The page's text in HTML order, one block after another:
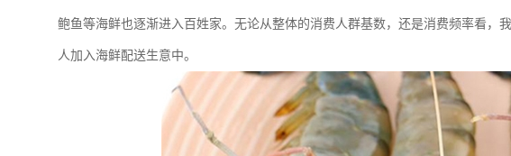
鲍鱼等海鲜也逐渐进入百姓家。无论从整体的消费人群基数，还是消费频率看，
人加入海鲜配送生意中。